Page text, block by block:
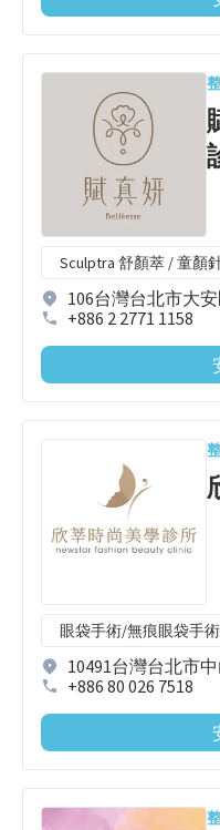
Sculptra 舒顏萃 / 童顏
106台灣台北市大
+886 2 2771 1158
眼袋手術/無痕眼袋手術
10491台灣台北市
+886 80 026 7518